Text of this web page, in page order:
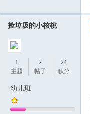
捡垃圾的小核桃
1
主题
2
帖子
24
积分
幼儿班